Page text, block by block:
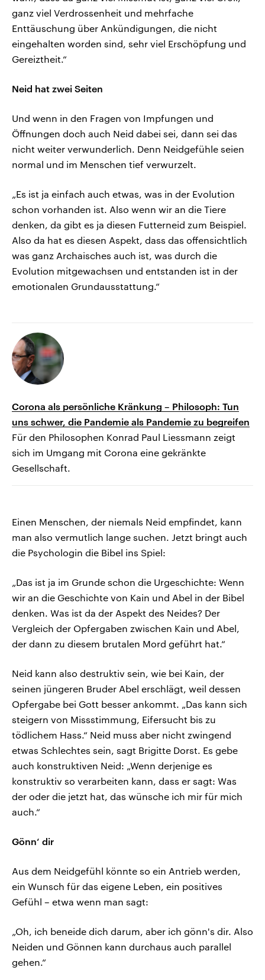
ganz viel Verdrossenheit und mehrfache
Enttäuschung über Ankündigungen, die nicht
eingehalten worden sind, sehr viel Erschöpfung und
Gereiztheit.“
Neid hat zwei Seiten
Und wenn in den Fragen von Impfungen und
Öffnungen doch auch Neid dabei sei, dann sei das
nicht weiter verwunderlich. Denn Neidgefühle seien
normal und im Menschen tief verwurzelt.
„Es ist ja einfach auch etwas, was in der Evolution
schon vorhanden ist. Also wenn wir an die Tiere
denken, da gibt es ja diesen Futterneid zum Beispiel.
Also da hat es diesen Aspekt, dass das offensichtlich
was ganz Archaisches auch ist, was durch die
Evolution mitgewachsen und entstanden ist in der
emotionalen Grundausstattung.“
Corona als persönliche Kränkung – Philosoph: Tun
uns schwer, die Pandemie als Pandemie zu begreifen
Für den Philosophen Konrad Paul Liessmann zeigt
sich im Umgang mit Corona eine gekränkte
Gesellschaft.
Einen Menschen, der niemals Neid empfindet, kann
man also vermutlich lange suchen. Jetzt bringt auch
die Psychologin die Bibel ins Spiel:
„Das ist ja im Grunde schon die Urgeschichte: Wenn
wir an die Geschichte von Kain und Abel in der Bibel
denken. Was ist da der Aspekt des Neides? Der
Vergleich der Opfergaben zwischen Kain und Abel,
der dann zu diesem brutalen Mord geführt hat.“
Neid kann also destruktiv sein, wie bei Kain, der
seinen jüngeren Bruder Abel erschlägt, weil dessen
Opfergabe bei Gott besser ankommt. „Das kann sich
steigern von Missstimmung, Eifersucht bis zu
tödlichem Hass.“ Neid muss aber nicht zwingend
etwas Schlechtes sein, sagt Brigitte Dorst. Es gebe
auch konstruktiven Neid: „Wenn derjenige es
konstruktiv so verarbeiten kann, dass er sagt: Was
der oder die jetzt hat, das wünsche ich mir für mich
auch.“
Gönn‘ dir
Aus dem Neidgefühl könnte so ein Antrieb werden,
ein Wunsch für das eigene Leben, ein positives
Gefühl – etwa wenn man sagt:
„Oh, ich beneide dich darum, aber ich gönn's dir. Also
Neiden und Gönnen kann durchaus auch parallel
gehen.“